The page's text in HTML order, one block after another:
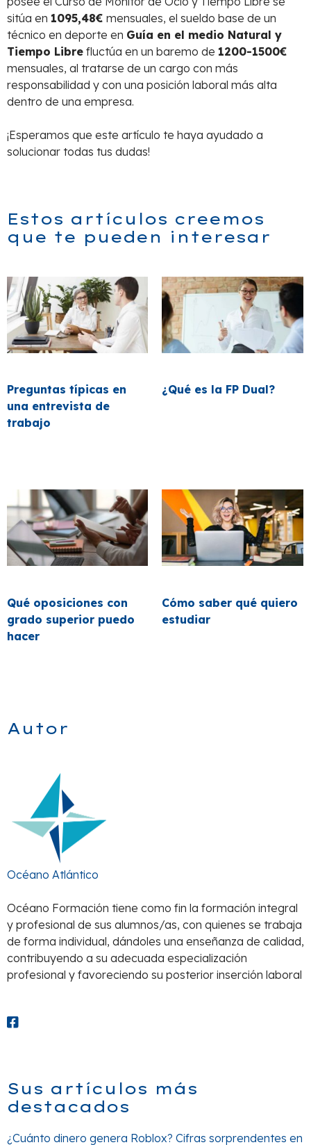
sitúa en 1095,48€ mensuales, el sueldo base de un
técnico en deporte en Guía en el medio Natural y
Tiempo Libre fluctúa en un baremo de 1200-1500€
mensuales, al tratarse de un cargo con más
responsabilidad y con una posición laboral más alta
dentro de una empresa.
¡Esperamos que este artículo te haya ayudado a
solucionar todas tus dudas!
Estos artículos creemos
que te pueden interesar
Preguntas típicas en
una entrevista de
trabajo
¿Qué es la FP Dual?
Qué oposiciones con
grado superior puedo
hacer
Cómo saber qué quiero
estudiar
Autor
Océano Atlántico
Océano Formación tiene como fin la formación integral
y profesional de sus alumnos/as, con quienes se trabaja
de forma individual, dándoles una enseñanza de calidad,
contribuyendo a su adecuada especialización
profesional y favoreciendo su posterior inserción laboral
Sus artículos más
destacados
¿Cuánto dinero genera Roblox? Cifras sorprendentes en